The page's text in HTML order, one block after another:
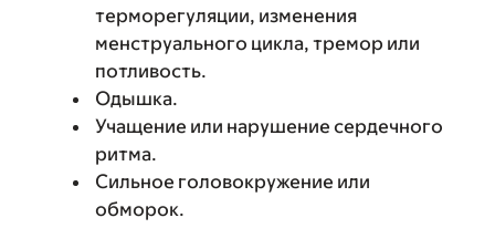
терморегуляции, изменения
менструального цикла, тремор или
потливость.
Одышка.
Учащение или нарушение сердечного
ритма.
Сильное головокружение или
обморок.